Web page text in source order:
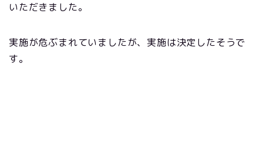
いただきました。
実施が危ぶまれていましたが、実施は決定したそうで
す。